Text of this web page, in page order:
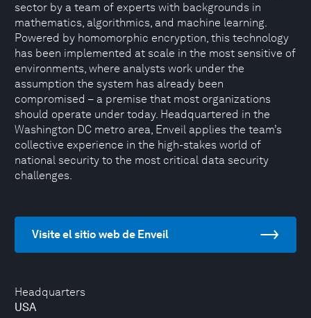
Headquarters
USA
sector by a team of experts with backgrounds in
mathematics, algorithmics, and machine learning.
Powered by homomorphic encryption, this technology
has been implemented at scale in the most sensitive of
environments, where analysts work under the
assumption the system has already been
compromised – a premise that most organizations
should operate under today. Headquartered in the
Washington DC metro area, Enveil applies the team’s
collective experience in the high-stakes world of
national security to the most critical data security
challenges.
Visite el sitio web de Enveil